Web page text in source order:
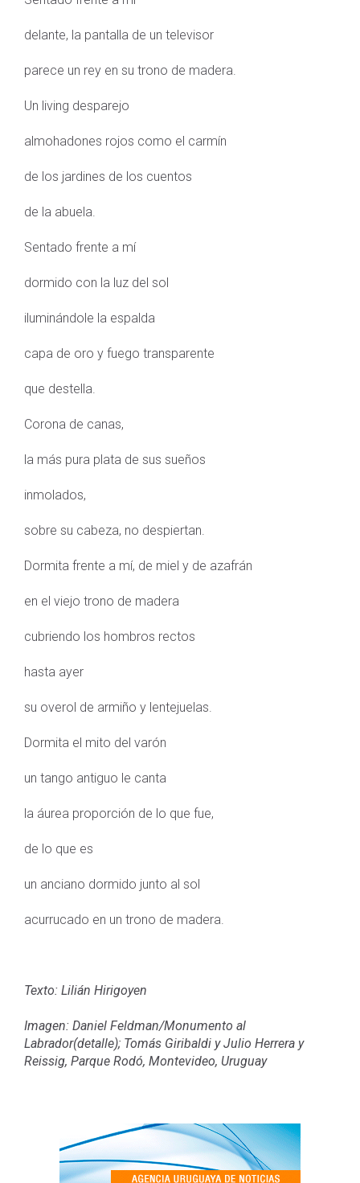
delante, la pantalla de un televisor
parece un rey en su trono de madera.
Un living desparejo
almohadones rojos como el carmín
de los jardines de los cuentos
de la abuela.
Sentado frente a mí
dormido con la luz del sol
iluminándole la espalda
capa de oro y fuego transparente
que destella.
Corona de canas,
la más pura plata de sus sueños
inmolados,
sobre su cabeza, no despiertan.
Dormita frente a mí, de miel y de azafrán
en el viejo trono de madera
cubriendo los hombros rectos
hasta ayer
su overol de armiño y lentejuelas.
Dormita el mito del varón
un tango antiguo le canta
la áurea proporción de lo que fue,
de lo que es
un anciano dormido junto al sol
acurrucado en un trono de madera.
Texto: Lilián Hirigoyen
Imagen: Daniel Feldman/Monumento al
Labrador(detalle); Tomás Giribaldi y Julio Herrera y
Reissig, Parque Rodó, Montevideo, Uruguay